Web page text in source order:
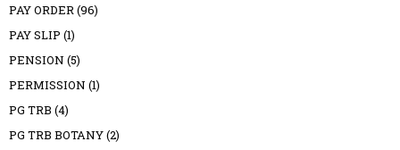
PAY ORDER(96)
PAY SLIP (1)
PENSION (5)
PERMISSION (1)
PG TRB (4)
PG TRB BOTANY(2)